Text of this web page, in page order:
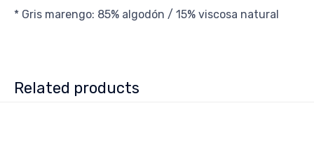
* Gris marengo: 85% algodón / 15% viscosa natural
Related products